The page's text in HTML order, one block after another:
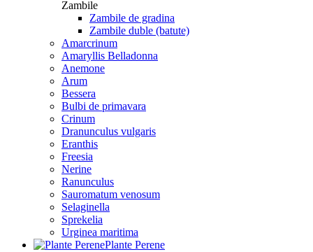
Zambile
Zambile de gradina
Zambile duble (batute)
Amarcrinum
Amaryllis Belladonna
Anemone
Arum
Bessera
Bulbi de primavara
Crinum
Dranunculus vulgaris
Eranthis
Freesiа
Nerine
Ranunculus
Sauromatum venosum
Selaginella
Sprekelia
Urginea maritima
Plante Perene